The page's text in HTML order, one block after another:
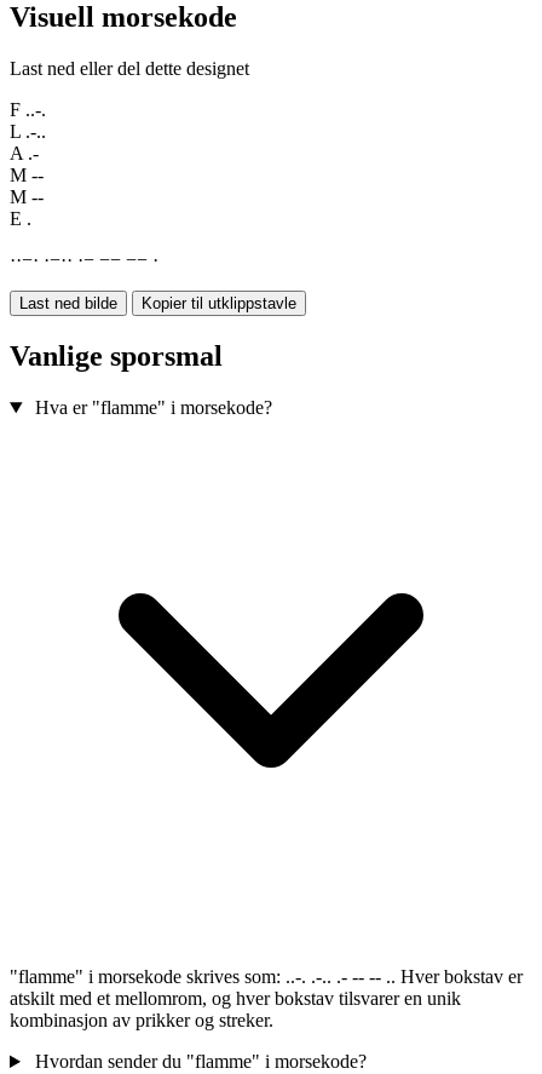
Visuell morsekode
Last ned eller del dette designet
F ..-.
L .-..
A .-
M --
M --
E .
··−· ·−·· ·− −− −− ·
Last ned bilde Kopier til utklippstavle
Vanlige sporsmal
Hva er "flamme" i morsekode?
"flamme" i morsekode skrives som: ..-. .-.. .- -- -- .. Hver bokstav er
atskilt med et mellomrom, og hver bokstav tilsvarer en unik
kombinasjon av prikker og streker.
Hvordan sender du "flamme" i morsekode?